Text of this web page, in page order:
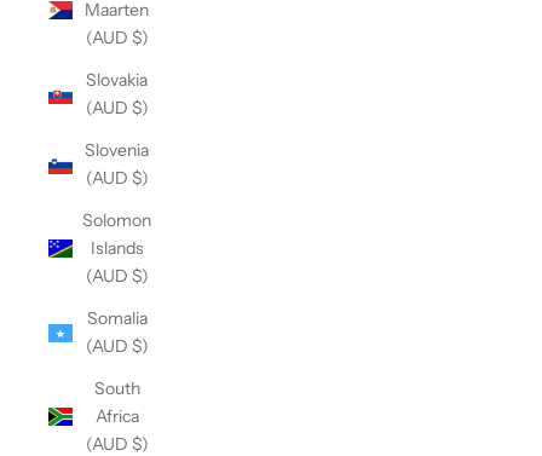
Maarten
(AUD $)
Slovakia
(AUD $)
Slovenia
(AUD $)
Solomon
Islands
(AUD $)
Somalia
(AUD $)
South
Africa
(AUD $)